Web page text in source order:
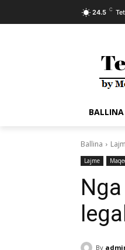
24.5 C
BALLINA
Ballina
Lajme
By